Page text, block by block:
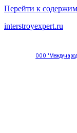
Перейти к
interstroyexpert.ru
ООО